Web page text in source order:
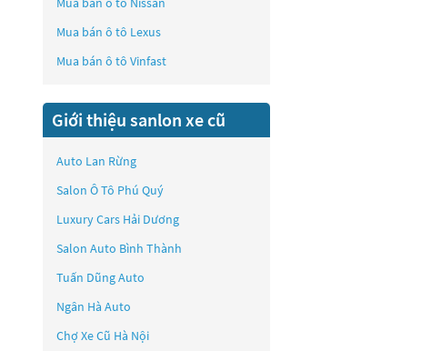
Mua bán ô tô Lexus
Mua bán ô tô Vinfast
Giới thiệu sanlon xe cũ
Auto Lan Rừng
Salon Ô Tô Phú Quý
Luxury Cars Hải Dương
Salon Auto Bình Thành
Tuấn Dũng Auto
Ngân Hà Auto
Chợ Xe Cũ Hà Nội